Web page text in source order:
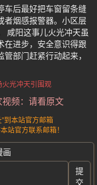
车后最好把车窗留条缝
者烟感报警器。小区层
咸阳这事儿火光冲天虽
在进步，安全意识得跟
部门赶紧行动起来，
火光冲天引围观
频：请看原文
到本站官方邮箱
站官方联系邮箱！
画
提
交